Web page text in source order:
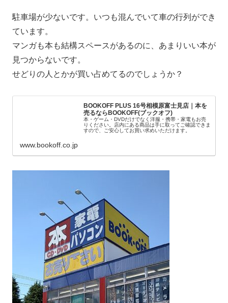
駐車場が少ないです。いつも混んでいて車の行列ができ
ています。
マンガも本も結構スペースがあるのに、あまりいい本が
見つからないです。
せどりの人とかが買い占めてるのでしょうか？
BOOKOFF PLUS 16号相模原富士見店｜本を
売るならBOOKOFF(ブックオフ)
本・ゲーム・DVDだけでなく洋服・携帯・家電もお売
りください。店内にある商品は手に取ってご確認できま
すので、ご安心してお買い求めいただけます。
www.bookoff.co.jp